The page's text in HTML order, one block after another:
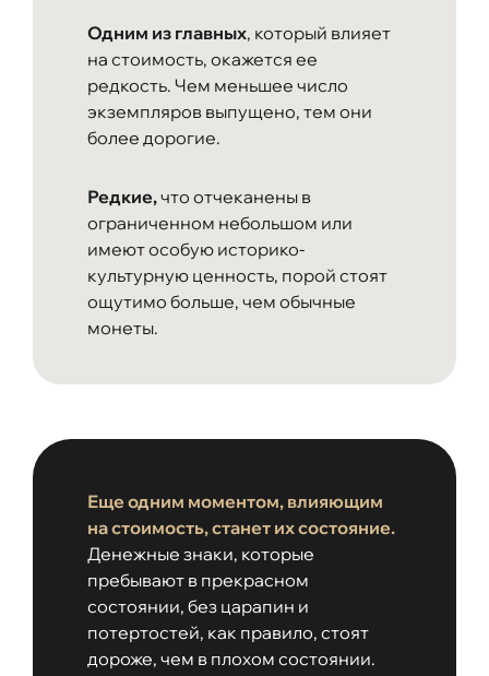
Одним из главных, который влияет
на стоимость, окажется ее
редкость. Чем меньшее число
экземпляров выпущено, тем они
более дорогие.
Редкие,что отчеканены в
ограниченном небольшом или
имеют особую историко-
культурную ценность, порой стоят
ощутимо больше, чем обычные
монеты.
Еще одним моментом, влияющим
на стоимость, станет их состояние.
Денежные знаки, которые
пребывают в прекрасном
состоянии, без царапин и
потертостей, как правило, стоят
дороже, чем в плохом состоянии.